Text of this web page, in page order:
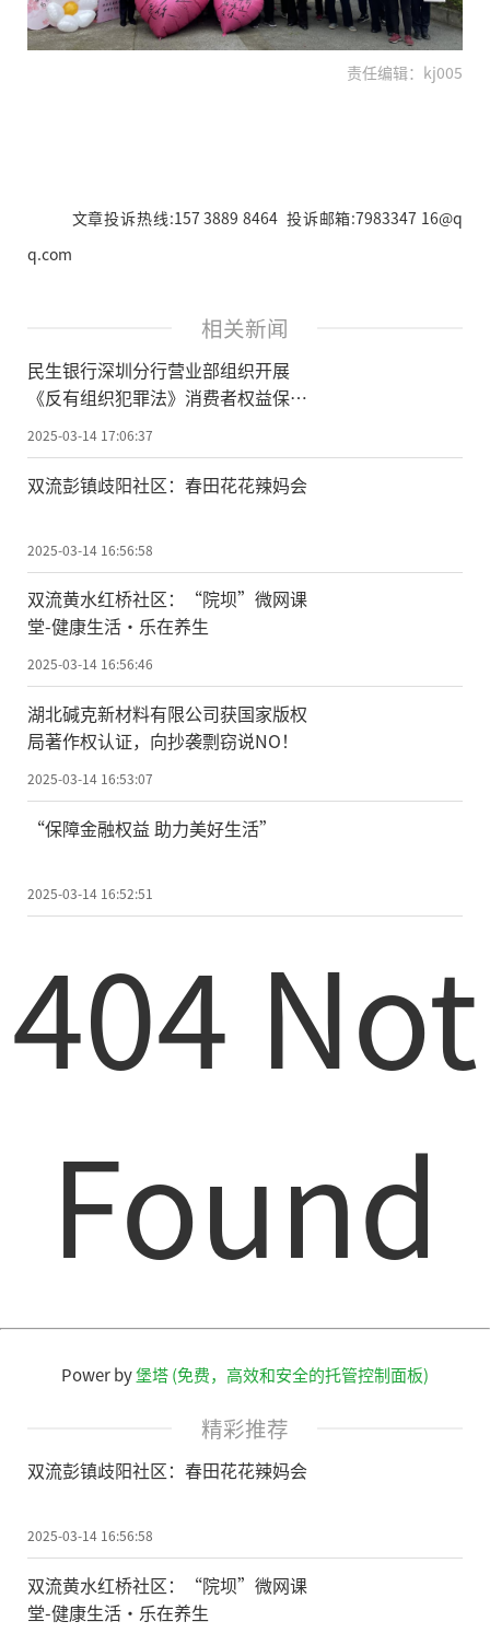
责任编辑：kj005
文章投诉热线:157 3889 8464 投诉邮箱:7983347 16@q
q.com
相关新闻
民生银行深圳分行营业部组织开展
《反有组织犯罪法》消费者权益保护
2025-03-14 17:06:37
双流彭镇歧阳社区：春田花花辣妈会
2025-03-14 16:56:58
双流黄水红桥社区：“院坝”微网课
堂-健康生活·乐在养生
2025-03-14 16:56:46
湖北碱克新材料有限公司获国家版权
局著作权认证，向抄袭剽窃说NO！
2025-03-14 16:53:07
“保障金融权益 助力美好生活”
2025-03-14 16:52:51
404 Not
Found
Power by堡塔 (免费，高效和安全的托管控制面板)
精彩推荐
双流彭镇歧阳社区：春田花花辣妈会
2025-03-14 16:56:58
双流黄水红桥社区：“院坝”微网课
堂-健康生活·乐在养生